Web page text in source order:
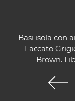
Basi isola con
Laccato
Brown.